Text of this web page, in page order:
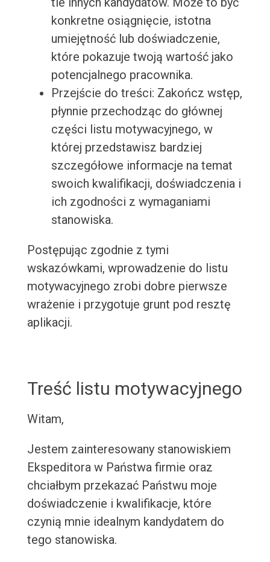
konkretne osiągnięcie, istotna
umiejętność lub doświadczenie,
które pokazuje twoją wartość jako
potencjalnego pracownika.
Przejście do treści: Zakończ wstęp,
płynnie przechodząc do głównej
części listu motywacyjnego, w
której przedstawisz bardziej
szczegółowe informacje na temat
swoich kwalifikacji, doświadczenia i
ich zgodności z wymaganiami
stanowiska.
Postępując zgodnie z tymi
wskazówkami, wprowadzenie do listu
motywacyjnego zrobi dobre pierwsze
wrażenie i przygotuje grunt pod resztę
aplikacji.
Treść listu motywacyjnego
Witam,
Jestem zainteresowany stanowiskiem
Ekspeditora w Państwa firmie oraz
chciałbym przekazać Państwu moje
doświadczenie i kwalifikacje, które
czynią mnie idealnym kandydatem do
tego stanowiska.